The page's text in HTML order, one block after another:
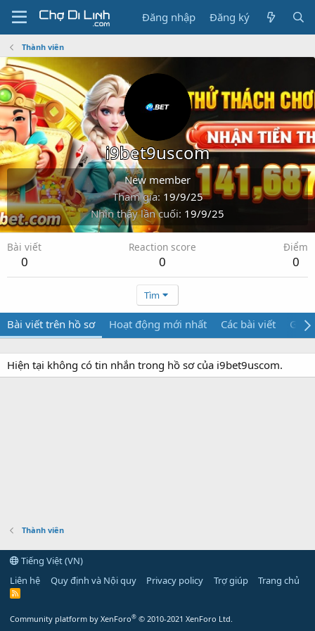
Đăng nhập Đăng ký
Thành viên
i9bet9uscom
New member
Tham gia 19/9/25
Nhìn thấy lần cuối 19/9/25
Bài viết
0
Reaction score
0
Điểm
0
Tìm
Bài viết trên hồ sơ Hoạt động mới nhất Các bài viết Giới
Hiện tại không có tin nhắn trong hồ sơ của i9bet9uscom.
Thành viên
Tiếng Việt (VN)
Liên hệ
Quy định và Nội quy Privacy policy Trợ giúp Trang chủ
R
Community platform by XenForo® © 2010-2021 XenForo Ltd.